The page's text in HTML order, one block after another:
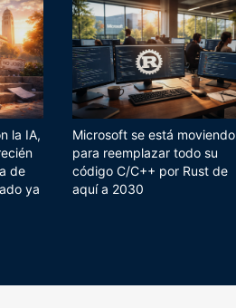
la IA,
de
ya
Microsoft se está moviendo
para reemplazar todo su
código C/C++ por Rust de
aquí a 2030